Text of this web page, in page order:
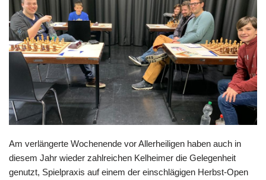
Am verlängerte Wochenende vor Allerheiligen haben auch in
diesem Jahr wieder zahlreichen Kelheimer die Gelegenheit
genutzt, Spielpraxis auf einem der einschlägigen Herbst-Open